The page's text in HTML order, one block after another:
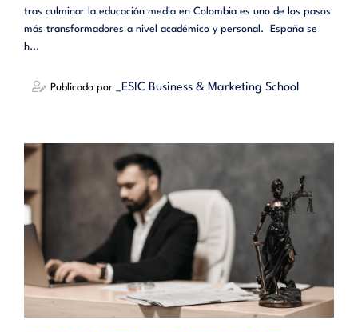
tras culminar la educación media en Colombia es uno de los pasos
más transformadores a nivel académico y personal. España se
h...
Publicado por _ESIC Business & Marketing School